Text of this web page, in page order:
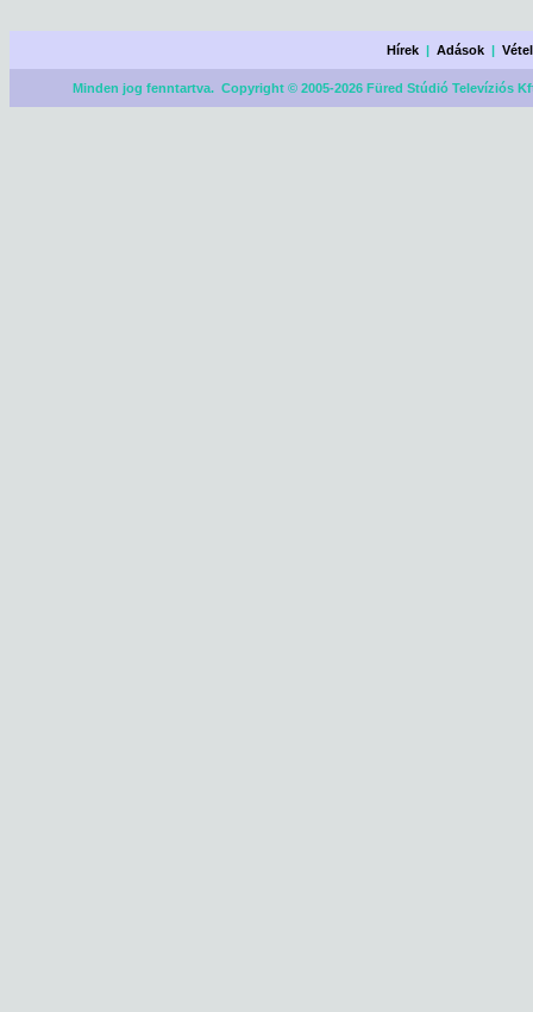
Hírek |Adások |
Minden jog fenntartva. Copyright © 2005-2026 Füred Stúdió Televíziós